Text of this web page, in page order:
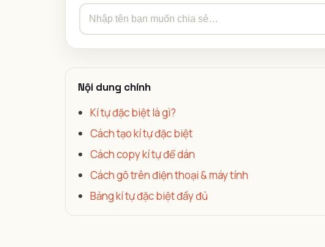
Nội dung chính
Kí tự đặc biệt là gì?
Cách tạo kí tự đặc biệt
Cách copy kí tự để dán
Cách gõ trên điện thoại & máy tính
Bảng kí tự đặc biệt đầy đủ